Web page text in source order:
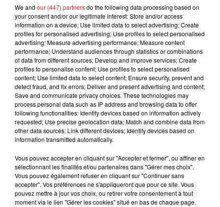
Cassie met fin à une ex-escorte
masculine dans sa bataille...
Des vitres tombent de la tour
Montparnasse : des désaccords
entre...
Incendies en Gironde : encore
plusieurs semaines avant
l'extinction...
Bouches-du-Rhône : les ossements
We and our (447) partnersdo the following data processing based on
your consent and/or our legitimate interest: Store and/or access
information on a device; Use limited data to select advertising; Create
profiles for personalised advertising; Use profiles to select personalised
advertising; Measure advertising performance; Measure content
performance; Understand audiences through statistics or combinations
of data from different sources; Develop and improve services; Create
profiles to personalise content; Use profiles to select personalised
content; Use limited data to select content; Ensure security, prevent and
detect fraud, and fix errors; Deliver and present advertising and content;
Save and communicate privacy choices. These technologies may
process personal data such as IP address and browsing data to offer
following functionalities: Identify devices based on information actively
requested; Use precise geolocation data; Match and combine data from
other data sources; Link different devices; Identify devices based on
information transmitted automatically.
Vous pouvez accepter en cliquant sur "Accepter et fermer", ou affiner en
sélectionnant les finalités et/ou partenaires dans "Gérer mes choix".
Vous pouvez également refuser en cliquant sur "Continuer sans
accepter". Vos préférences ne s'appliqueront que pour ce site. Vous
pouvez mettre à jour vos choix, ou retirer votre consentement à tout
moment via le lien "Gérer les cookies" situé en bas de chaque page.